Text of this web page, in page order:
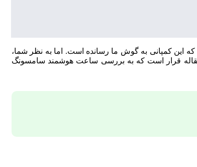
این کمپانی به گوش ما رسانده است. اما به نظر شما،
مقاله قرار است که به بررسی ساعت هوشمند سامسونگ